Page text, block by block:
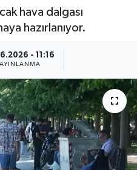
hava dalgası
hazırlanıyor.
- 11:16